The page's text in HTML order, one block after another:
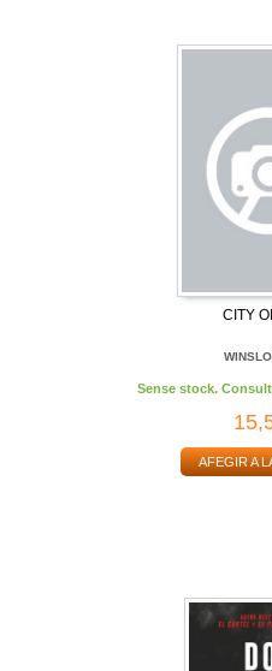
CITY
Sense stock.
AFEGIR A